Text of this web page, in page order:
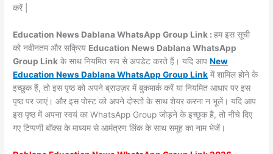
करें |
Education News Dablana WhatsApp Group Link :हम इस सूची
को नवीनतम और सक्रिय Education News Dablana WhatsApp
Group Link के साथ नियमित रूप से अपडेट करते हैं। यदि आपNew
Education News Dablana WhatsApp Group Link में शामिल होने के
इच्छुक हैं, तो इस पृष्ठ को अपने ब्राउज़र में बुकमार्क करें या नियमित आधार पर इस
पृष्ठ पर जाएं। और इस पोस्ट को अपने दोस्तों के साथ शेयर करना न भूलें। यदि आप
इस पृष्ठ में अपना स्वयं का WhatsApp Group जोड़ने के इच्छुक हैं, तो नीचे दिए
गए टिप्पणी बॉक्स के माध्यम से आमंत्रण लिंक के साथ समूह का नाम भेजें।